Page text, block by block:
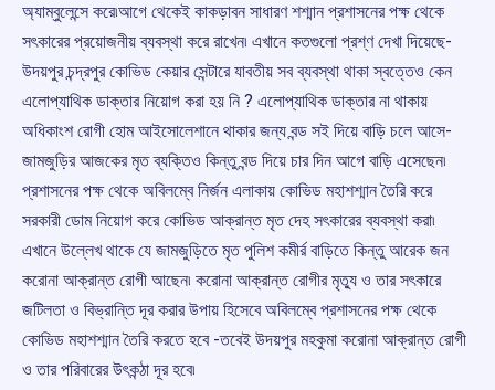
অ্যাম্বুলেন্সে করে৷আগে থেকেই কাকড়াবন সাধারণ শশ্মান প্রশাসনের পক্ষ থেকে
সৎকারের প্রয়োজনীয় ব্যবস্থা করে রাখেন৷ এখানে কতগুলো প্রশ্ণ দেখা দিয়েছে-
উদয়পুর চন্দ্রপুর কোভিড কেয়ার সেন্টারে যাবতীয় সব ব্যবস্থা থাকা স্বত্তেও কেন
এলোপ্যাথিক ডাক্তার নিয়োগ করা হয় নি ? এলোপ্যাথিক ডাক্তার না থাকায়
অধিকাংশ রোগী হোম আইসোলেশানে থাকার জন্য বন্ড সই দিয়ে বাড়ি চলে আসে-
জামজুড়ির আজকের মৃত ব্যক্তিও কিন্তু বন্ড দিয়ে চার দিন আগে বাড়ি এসেছেন৷
প্রশাসনের পক্ষ থেকে অবিলম্বে নির্জন এলাকায় কোভিড মহাশশ্মান তৈরি করে
সরকারী ডোম নিয়োগ করে কোভিড আক্রান্ত মৃত দেহ সৎকারের ব্যবস্থা করা৷
এখানে উল্লেখ থাকে যে জামজুড়িতে মৃত পুলিশ কমীর্র বাড়িতে কিন্তু আরেক জন
করোনা আক্রান্ত রোগী আছেন৷ করোনা আক্রান্ত রোগীর মৃত্যু ও তার সৎকারে
জটিলতা ও বিভ্রান্তি দূর করার উপায় হিসেবে অবিলম্বে প্রশাসনের পক্ষ থেকে
কোভিড মহাশশ্মান তৈরি করতে হবে -তবেই উদয়পুর মহকুমা করোনা আক্রান্ত রোগী
ও তার পরিবারের উৎকন্ঠা দূর হবে৷